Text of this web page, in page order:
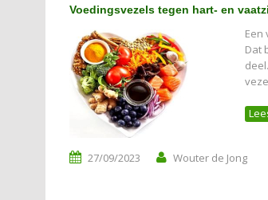
Voedingsvezels tegen hart- en
Een
Dat
27/09/2023 Wouter de Jong